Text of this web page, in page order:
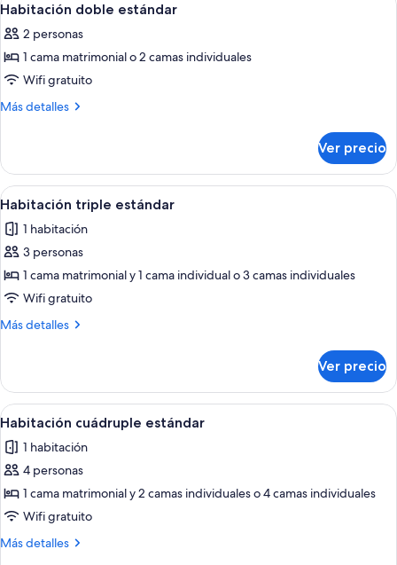
todas
las
fotos
de
Habitación
5
Habitación doble estándar
2 personas
1 cama matrimonial o 2 camas individuales
Wifi gratuito
Más detalles
Más
doble
estándar
Ver precio
Abrir
todas
las
fotos
de
Habitación
triple
Habitación triple estándar | Caja de
4
Habitación triple estándar
1 habitación
3 personas
1 cama matrimonial y 1 cama individual o 3 camas individuales
Wifi gratuito
Más detalles
Más
triple
estándar
Ver precio
Abrir
todas
las
fotos
de
Habitación
cuádruple
Habitación de hotel con dos camas,
2
Habitación cuádruple estándar
1 habitación
4 personas
1 cama matrimonial y 2 camas individuales o 4 camas individuales
Wifi gratuito
Más detalles
Más